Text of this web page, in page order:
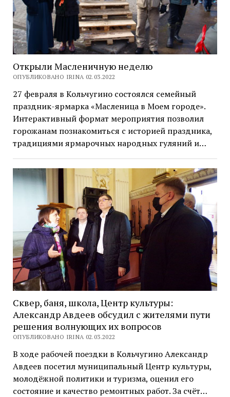
Открыли Масленичную неделю
ОПУБЛИКОВАНО IRINA 02.03.2022
27 февраля в Кольчугино состоялся семейный
праздник-ярмарка «Масленица в Моем городе».
Интерактивный формат мероприятия позволил
горожанам познакомиться с историей праздника,
традициями ярмарочных народных гуляний и…
Сквер, баня, школа, Центр культуры:
Александр Авдеев обсудил с жителями пути
решения волнующих их вопросов
ОПУБЛИКОВАНО IRINA 02.03.2022
В ходе рабочей поездки в Кольчугино Александр
Авдеев посетил муниципальный Центр культуры,
молодёжной политики и туризма, оценил его
состояние и качество ремонтных работ. За счёт…